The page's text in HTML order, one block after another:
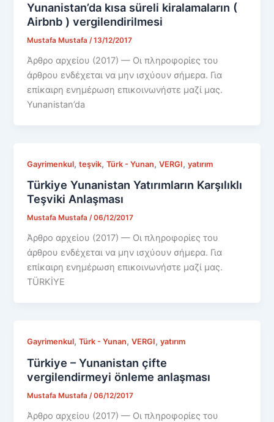
Yunanistan’da kısa süreli kiralamaların (
Airbnb ) vergilendirilmesi
Mustafa Mustafa/13/12/2017
Άρθρο αρχείου (2017) — Οι πληροφορίες του
άρθρου ενδέχεται να μην ισχύουν σήμερα. Για
επίκαιρη ενημέρωση επικοινωνήστε μαζί μας.
Yunanistan’da
Gayrimenkul,teşvik,Türk - Yunan,VERGI,yatırım
Türkiye Yunanistan Yatırımların Karşılıklı
Teşviki Anlaşması
Mustafa Mustafa/06/12/2017
Άρθρο αρχείου (2017) — Οι πληροφορίες του
άρθρου ενδέχεται να μην ισχύουν σήμερα. Για
επίκαιρη ενημέρωση επικοινωνήστε μαζί μας.
TÜRKİYE
Gayrimenkul,Türk - Yunan,VERGI,yatırım
Türkiye – Yunanistan çifte
vergilendirmeyi önleme anlaşması
Mustafa Mustafa /06/12/2017
Άρθρο αρχείου (2017) — Οι πληροφορίες του